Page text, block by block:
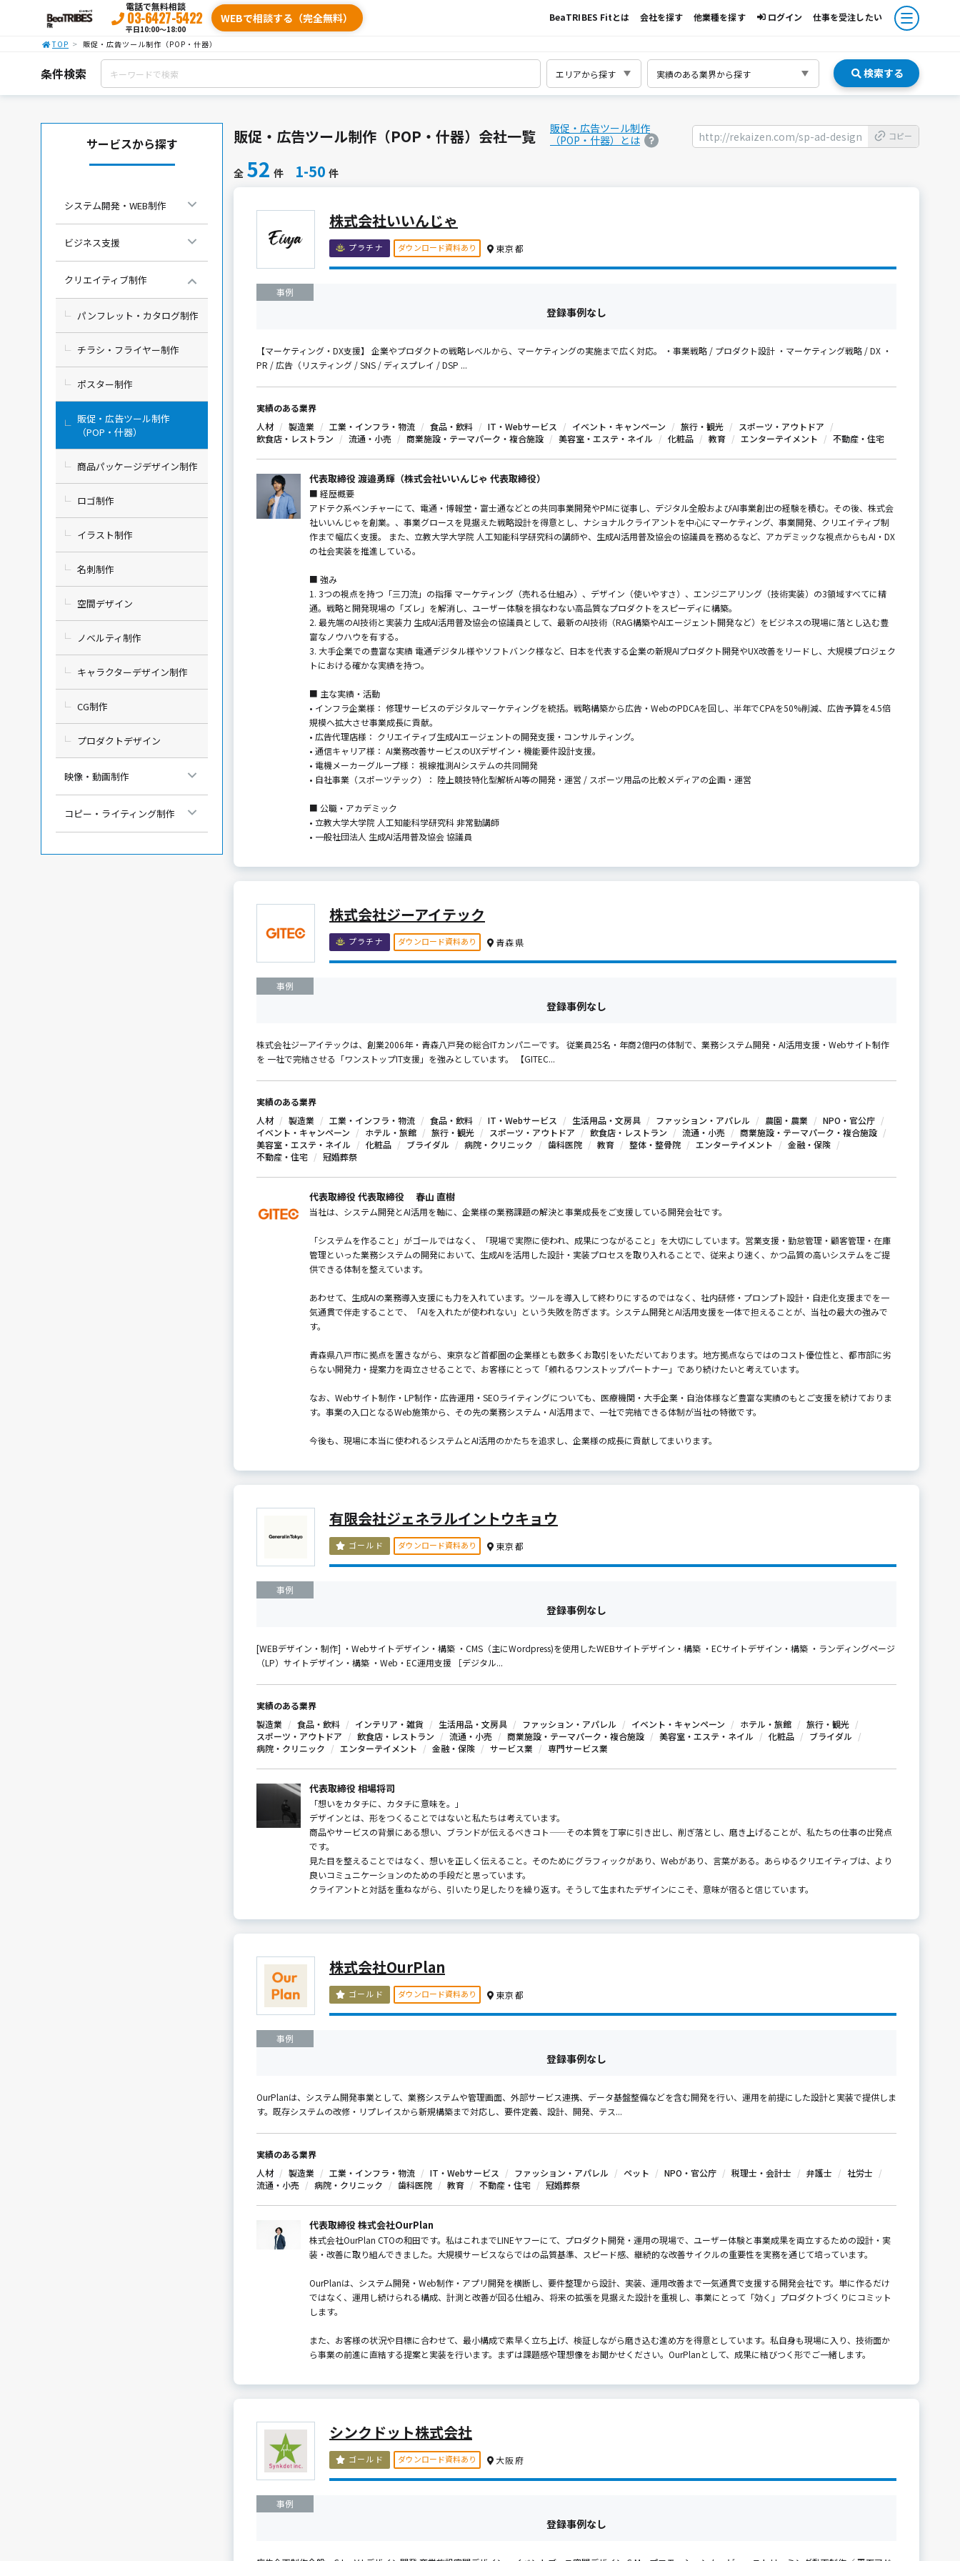
電話で無料相談
03-6427-5422
平日10:00〜18:00
WEBで相談する（完全無料） BeaTRIBES Fitとは 会社を探す 他業種を探す ログイン 仕事を受注したい
TOP 販促・広告ツール制作（POP・什器）
条件検索 検索する
サービスから探す
システム開発・WEB制作
ビジネス支援
クリエイティブ制作
パンフレット・カタログ制作
チラシ・フライヤー制作
ポスター制作
販促・広告ツール制作
（POP・什器）
商品パッケージデザイン制作
ロゴ制作
イラスト制作
名刺制作
空間デザイン
ノベルティ制作
キャラクターデザイン制作
CG制作
プロダクトデザイン
映像・動画制作
コピー・ライティング制作
販促・広告ツール制作（POP・什器）会社一覧
販促・広告ツール制作
（POP・什器）とは
http://rekaizen.com/sp-ad-design コピー
全 52 件 1-50 件
株式会社いいんじゃ
プラチナ ダウンロード資料あり 東京都
事例
登録事例なし
【マーケティング・DX支援】 企業やプロダクトの戦略レベルから、マーケティングの実施まで広く対応。 ・事業戦略 / プロダクト設計 ・マーケティング戦略 / DX ・
PR / 広告（リスティング / SNS / ディスプレイ / DSP ...
実績のある業界
人材
製造業 工業・インフラ・物流 食品・飲料 IT・Webサービス イベント・キャンペーン 旅行・観光
スポーツ・アウトドア
飲食店・レストラン
流通・小売 商業施設・テーマパーク・複合施設 美容室・エステ・ネイル 化粧品 教育 エンターテイメント 不動産・住宅
代表取締役 渡邉勇輝（株式会社いいんじゃ 代表取締役）
■ 経歴概要
アドテク系ベンチャーにて、電通・博報堂・富士通などとの共同事業開発やPMに従事し、デジタル全般およびAI事業創出の経験を積む。その後、株式会
社いいんじゃを創業。、事業グロースを見据えた戦略設計を得意とし、ナショナルクライアントを中心にマーケティング、事業開発、クリエイティブ制
作まで幅広く支援。 また、立教大学大学院 人工知能科学研究科の講師や、生成AI活用普及協会の協議員を務めるなど、アカデミックな視点からもAI・DX
の社会実装を推進している。
■ 強み
1. 3つの視点を持つ「三刀流」の指揮 マーケティング（売れる仕組み）、デザイン（使いやすさ）、エンジニアリング（技術実装）の3領域すべてに精
通。戦略と開発現場の「ズレ」を解消し、ユーザー体験を損なわない高品質なプロダクトをスピーディに構築。
2. 最先端のAI技術と実装力 生成AI活用普及協会の協議員として、最新のAI技術（RAG構築やAIエージェント開発など）をビジネスの現場に落とし込む豊
富なノウハウを有する。
3. 大手企業での豊富な実績 電通デジタル様やソフトバンク様など、日本を代表する企業の新規AIプロダクト開発やUX改善をリードし、大規模プロジェク
トにおける確かな実績を持つ。
■ 主な実績・活動
• インフラ企業様： 修理サービスのデジタルマーケティングを統括。戦略構築から広告・WebのPDCAを回し、半年でCPAを50%削減、広告予算を4.5倍
規模へ拡大させ事業成長に貢献。
• 広告代理店様： クリエイティブ生成AIエージェントの開発支援・コンサルティング。
• 通信キャリア様： AI業務改善サービスのUXデザイン・機能要件設計支援。
• 電機メーカーグループ様： 視線推測AIシステムの共同開発
• 自社事業（スポーツテック）： 陸上競技特化型解析AI等の開発・運営 / スポーツ用品の比較メディアの企画・運営
■ 公職・アカデミック
• 立教大学大学院 人工知能科学研究科 非常勤講師
• 一般社団法人 生成AI活用普及協会 協議員
株式会社ジーアイテック
プラチナ ダウンロード資料あり 青森県
事例
登録事例なし
株式会社ジーアイテックは、創業2006年・青森八戸発の総合ITカンパニーです。 従業員25名・年商2億円の体制で、業務システム開発・AI活用支援・Webサイト制作
を 一社で完結させる「ワンストップIT支援」を強みとしています。 【GITEC...
実績のある業界
人材
製造業 工業・インフラ・物流 食品・飲料 IT・Webサービス 生活用品・文房具 ファッション・アパレル 農園・農業
NPO・官公庁
イベント・キャンペーン
ホテル・旅館 旅行・観光 スポーツ・アウトドア 飲食店・レストラン 流通・小売
商業施設・テーマパーク・複合施設
美容室・エステ・ネイル
化粧品 ブライダル 病院・クリニック 歯科医院 教育 整体・整骨院 エンターテイメント
金融・保険
不動産・住宅
冠婚葬祭
代表取締役 代表取締役 春山 直樹
当社は、システム開発とAI活用を軸に、企業様の業務課題の解決と事業成長をご支援している開発会社です。
「システムを作ること」がゴールではなく、「現場で実際に使われ、成果につながること」を大切にしています。営業支援・勤怠管理・顧客管理・在庫
管理といった業務システムの開発において、生成AIを活用した設計・実装プロセスを取り入れることで、従来より速く、かつ品質の高いシステムをご提
供できる体制を整えています。
あわせて、生成AIの業務導入支援にも力を入れています。ツールを導入して終わりにするのではなく、社内研修・プロンプト設計・自走化支援までを一
気通貫で伴走することで、「AIを入れたが使われない」という失敗を防ぎます。システム開発とAI活用支援を一体で担えることが、当社の最大の強みで
す。
青森県八戸市に拠点を置きながら、東京など首都圏の企業様とも数多くお取引をいただいております。地方拠点ならではのコスト優位性と、都市部に劣
らない開発力・提案力を両立させることで、お客様にとって「頼れるワンストップパートナー」であり続けたいと考えています。
なお、Webサイト制作・LP制作・広告運用・SEOライティングについても、医療機関・大手企業・自治体様など豊富な実績のもとご支援を続けておりま
す。事業の入口となるWeb施策から、その先の業務システム・AI活用まで、一社で完結できる体制が当社の特徴です。
今後も、現場に本当に使われるシステムとAI活用のかたちを追求し、企業様の成長に貢献してまいります。
有限会社ジェネラルイントウキョウ
ゴールド ダウンロード資料あり 東京都
事例
登録事例なし
[WEBデザイン・制作] ・Webサイトデザイン・構築 ・CMS（主にWordpress)を使用したWEBサイトデザイン・構築 ・ECサイトデザイン・構築 ・ランディングページ
（LP）サイトデザイン・構築 ・Web・EC運用支援 ［デジタル...
実績のある業界
製造業
食品・飲料 インテリア・雑貨 生活用品・文房具 ファッション・アパレル イベント・キャンペーン ホテル・旅館
旅行・観光
スポーツ・アウトドア
飲食店・レストラン 流通・小売 商業施設・テーマパーク・複合施設 美容室・エステ・ネイル 化粧品
ブライダル
病院・クリニック
エンターテイメント 金融・保険 サービス業 専門サービス業
代表取締役 相場将司
「想いをカタチに、カタチに意味を。」
デザインとは、形をつくることではないと私たちは考えています。
商品やサービスの背景にある想い、ブランドが伝えるべきコト——その本質を丁寧に引き出し、削ぎ落とし、磨き上げることが、私たちの仕事の出発点
です。
見た目を整えることではなく、想いを正しく伝えること。そのためにグラフィックがあり、Webがあり、言葉がある。あらゆるクリエイティブは、より
良いコミュニケーションのための手段だと思っています。
クライアントと対話を重ねながら、引いたり足したりを繰り返す。そうして生まれたデザインにこそ、意味が宿ると信じています。
株式会社OurPlan
ゴールド ダウンロード資料あり 東京都
事例
登録事例なし
OurPlanは、システム開発事業として、業務システムや管理画面、外部サービス連携、データ基盤整備などを含む開発を行い、運用を前提にした設計と実装で提供しま
す。既存システムの改修・リプレイスから新規構築まで対応し、要件定義、設計、開発、テス...
実績のある業界
人材
製造業 工業・インフラ・物流 IT・Webサービス ファッション・アパレル ペット NPO・官公庁 税理士・会計士 弁護士
社労士
流通・小売
病院・クリニック 歯科医院 教育 不動産・住宅 冠婚葬祭
代表取締役 株式会社OurPlan
株式会社OurPlan CTOの和田です。私はこれまでLINEヤフーにて、プロダクト開発・運用の現場で、ユーザー体験と事業成果を両立するための設計・実
装・改善に取り組んできました。大規模サービスならではの品質基準、スピード感、継続的な改善サイクルの重要性を実務を通じて培っています。
OurPlanは、システム開発・Web制作・アプリ開発を横断し、要件整理から設計、実装、運用改善まで一気通貫で支援する開発会社です。単に作るだけ
ではなく、運用し続けられる構成、計測と改善が回る仕組み、将来の拡張を見据えた設計を重視し、事業にとって「効く」プロダクトづくりにコミット
します。
また、お客様の状況や目標に合わせて、最小構成で素早く立ち上げ、検証しながら磨き込む進め方を得意としています。私自身も現場に入り、技術面か
ら事業の前進に直結する提案と実装を行います。まずは課題感や理想像をお聞かせください。OurPlanとして、成果に結びつく形でご一緒します。
シンクドット株式会社
ゴールド ダウンロード資料あり 大阪府
事例
登録事例なし